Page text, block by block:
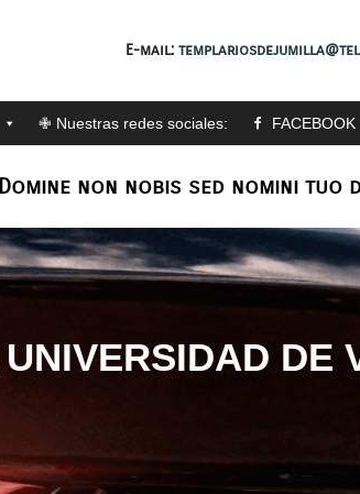
E-mail:
✙ Nuestras redes sociales: FACEBOOK
non nobis sed nomini tuo
DE